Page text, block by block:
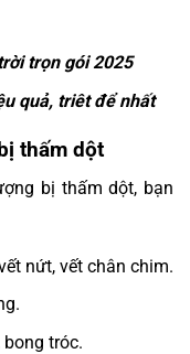
trọn gói 2025
quả, triêt để nhất
thấm dột
bị thấm dột, bạn
nứt, vết chân chim.
tróc.